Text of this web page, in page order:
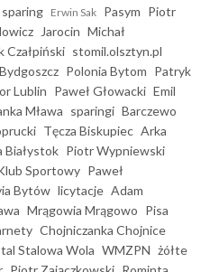
sparing Erwin Sak Pasym Piotr
Jarocin Michał
Czałpiński stomil.olsztyn.pl
Polonia Bytom Patryk
Lublin Paweł Głowacki Emil
Mława sparingi Barczewo
Tęcza Biskupiec Arka
Białystok Piotr Wypniewski
Sportowy Paweł
Bytów licytacje Adam
Mrągowia Mrągowo Pisa
Chojniczanka Chojnice
Stalowa Wola WMZPN żółte